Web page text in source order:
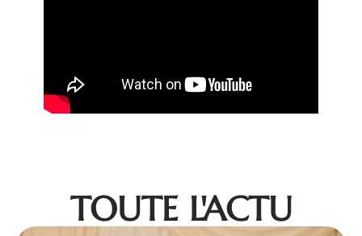
TOUTE L'ACTU